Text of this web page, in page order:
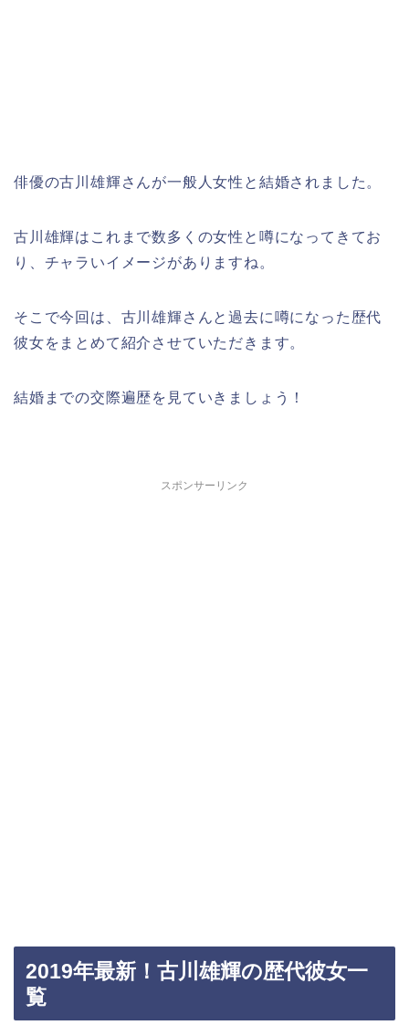
俳優の古川雄輝さんが一般人女性と結婚されました。
古川雄輝はこれまで数多くの女性と噂になってきてお
り、チャラいイメージがありますね。
そこで今回は、古川雄輝さんと過去に噂になった歴代
彼女をまとめて紹介させていただきます。
結婚までの交際遍歴を見ていきましょう！
スポンサーリンク
2019年最新！古川雄輝の歴代彼女一
覧